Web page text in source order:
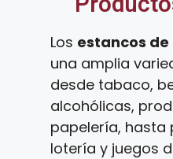
Los estancos
una amplia
desde tabaco,
alcohólicas,
papelería, hasta
lotería y juegos